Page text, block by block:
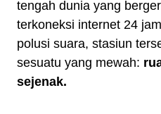
tengah dunia yang
terkoneksi internet 24
polusi suara, stasiun
sesuatu yang mewah:
sejenak.